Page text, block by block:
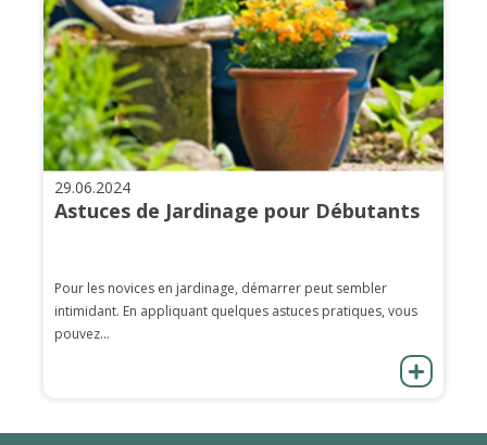
29.06.2024
Astuces de Jardinage pour Débutants
Pour les novices en jardinage, démarrer peut sembler
intimidant. En appliquant quelques astuces pratiques, vous
pouvez...